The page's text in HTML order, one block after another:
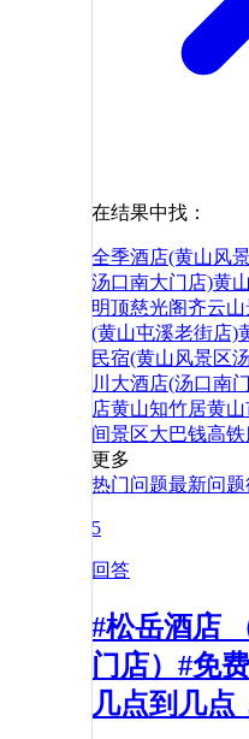
在结果中找：
全季酒店(黄山风
汤口南大门店)黄
明顶慈光阁齐云山
(黄山屯溪老街店)
民宿(黄山风景区
川大酒店(汤口南
店黄山知竹居黄山
间景区大巴钱高铁
更多
热门问题最新问题
5
回答
#松岳酒店
门店）#免
几点到几点